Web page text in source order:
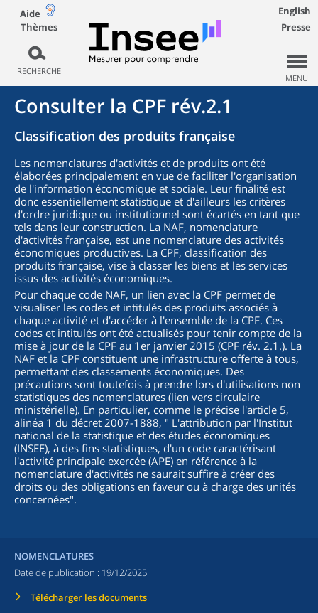
Aide
Thèmes
RECHERCHE
English
Presse
MENU
Consulter la CPF rév.2.1
Classification des produits française
Les nomenclatures d'activités et de produits ont été
élaborées principalement en vue de faciliter l'organisation
de l'information économique et sociale. Leur finalité est
donc essentiellement statistique et d'ailleurs les critères
d'ordre juridique ou institutionnel sont écartés en tant que
tels dans leur construction. La NAF, nomenclature
d'activités française, est une nomenclature des activités
économiques productives. La CPF, classification des
produits française, vise à classer les biens et les services
issus des activités économiques.
Pour chaque code NAF, un lien avec la CPF permet de
visualiser les codes et intitulés des produits associés à
chaque activité et d'accéder à l'ensemble de la CPF. Ces
codes et intitulés ont été actualisés pour tenir compte de la
mise à jour de la CPF au 1er janvier 2015 (CPF rév. 2.1.). La
NAF et la CPF constituent une infrastructure offerte à tous,
permettant des classements économiques. Des
précautions sont toutefois à prendre lors d'utilisations non
statistiques des nomenclatures (lien vers circulaire
ministérielle). En particulier, comme le précise l'article 5,
alinéa 1 du décret 2007-1888, " L'attribution par l'Institut
national de la statistique et des études économiques
(INSEE), à des fins statistiques, d'un code caractérisant
l'activité principale exercée (APE) en référence à la
nomenclature d'activités ne saurait suffire à créer des
droits ou des obligations en faveur ou à charge des unités
concernées".
NOMENCLATURES
Date de publication : 19/12/2025
Télécharger les documents